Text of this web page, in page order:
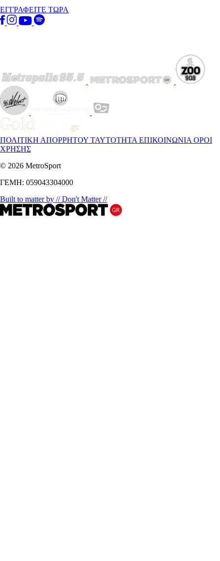
ΕΓΓΡΑΦΕΙΤΕ ΤΩΡΑ
ΠΟΛΙΤΙΚΗ ΑΠΟΡΡΗΤΟΥ ΤΑΥΤΟΤΗΤΑ ΕΠΙΚΟΙΝΩΝΙΑ ΟΡΟΙ
ΧΡΗΣΗΣ
© 2026 MetroSport
ΓΕΜΗ: 059043304000
Built to matter by // Don't Matter //